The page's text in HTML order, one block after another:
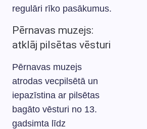
regulāri rīko pasākumus.
Pērnavas muzejs:
atklāj pilsētas vēsturi
Pērnavas muzejs
atrodas vecpilsētā un
iepazīstina ar pilsētas
bagāto vēsturi no 13.
gadsimta līdz